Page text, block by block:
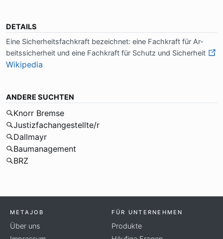
DETAILS
Ei­ne Si­cher­heits­fach­kraft be­zeich­net: ei­ne Fach­kraft für Ar­
beits­si­cher­heit und ei­ne Fach­kraft für Schutz und Si­cher­heit
Wikipedia
ANDERE SUCHTEN
Knorr Bremse
Justizfachangestellte/r
Dallmayr
Baumanagement
BRZ
METAJOB
Über uns
FÜR UNTERNEHMEN
Produkte